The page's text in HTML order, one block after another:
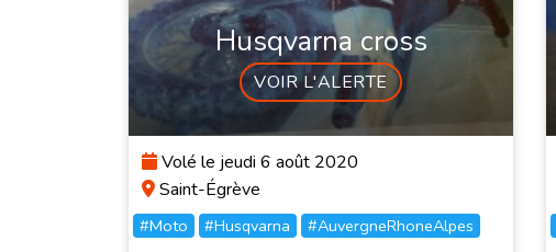
Husqvarna cross
VOIR L'ALERTE
Volé le jeudi 6 août 2020
Saint-Égrève
#Moto #Husqvarna #AuvergneRhoneAlpes